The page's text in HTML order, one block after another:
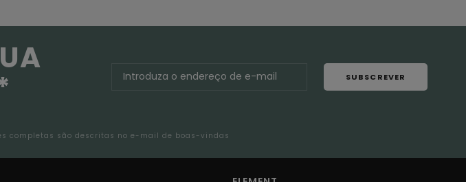
SUBSCREVER
completas são descritas no e-mail de boas-vindas